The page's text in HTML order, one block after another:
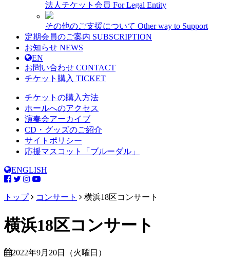
法人チケット会員 For Legal Entity
その他のご支援について Other way to Support
定期会員のご案内 SUBSCRIPTION
お知らせ NEWS
EN
お問い合わせ CONTACT
チケット購入 TICKET
チケットの購入方法
ホールへのアクセス
演奏会アーカイブ
CD・グッズのご紹介
サイトポリシー
応援マスコット「ブルーダル」
ENGLISH
トップ コンサート 横浜18区コンサート
横浜18区コンサート
2022年9月20日（火曜日）